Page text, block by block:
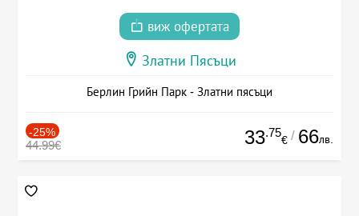
виж офертата
Златни Пясъци
Берлин Грийн Парк - Златни пясъци
-25%
44.99€ 33.75
€ / 66лв.